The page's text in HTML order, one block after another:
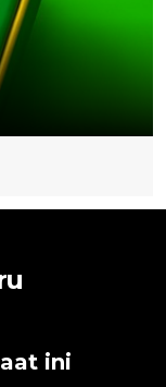
ini